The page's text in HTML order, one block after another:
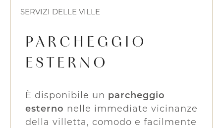
SERVIZI DELLE VILLE
PARCHEGGIO
ESTERNO
È disponibile un parcheggio
esterno nelle immediate vicinanze
della villetta, comodo e facilmente